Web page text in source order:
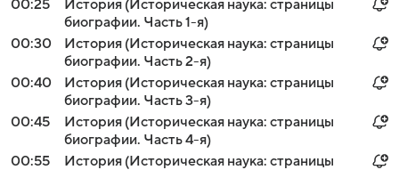
00:25
История (Историческая наука: страницы
биографии. Часть 1-я)
00:30
История (Историческая наука: страницы
биографии. Часть 2-я)
00:40
История (Историческая наука: страницы
биографии. Часть 3-я)
00:45
История (Историческая наука: страницы
биографии. Часть 4-я)
00:55
История (Историческая наука: страницы